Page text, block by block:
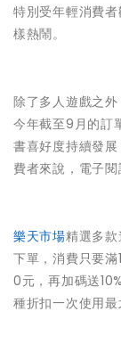
特別受年輕消費
樣熱鬧。
除了多人遊戲之外
今年截至9月的訂
書喜好度持續發
費者來說，電子閱
樂天市場精選多
下單，消費只要
0元，再加碼送
種折扣一次使用最